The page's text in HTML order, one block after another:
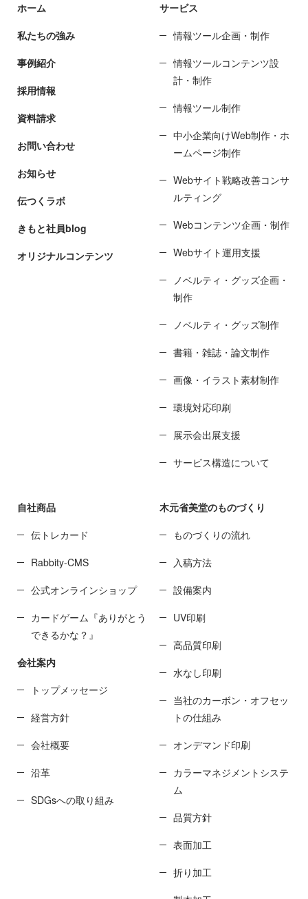
ホーム
私たちの強み
事例紹介
採用情報
資料請求
お問い合わせ
お知らせ
伝つくラボ
きもと社員blog
オリジナルコンテンツ
サービス
情報ツール企画・制作
情報ツールコンテンツ設
計・制作
情報ツール制作
中小企業向けWeb制作・ホ
ームページ制作
Webサイト戦略改善コンサ
ルティング
Webコンテンツ企画・制作
Webサイト運用支援
ノベルティ・グッズ企画・
制作
ノベルティ・グッズ制作
書籍・雑誌・論文制作
画像・イラスト素材制作
環境対応印刷
展示会出展支援
サービス構造について
自社商品
伝トレカード
Rabbity-CMS
公式オンラインショップ
カードゲーム『ありがとう
できるかな？』
会社案内
トップメッセージ
経営方針
会社概要
沿革
SDGsへの取り組み
木元省美堂のものづくり
ものづくりの流れ
入稿方法
設備案内
UV印刷
高品質印刷
水なし印刷
当社のカーボン・オフセッ
トの仕組み
オンデマンド印刷
カラーマネジメントシステ
ム
品質方針
表面加工
折り加工